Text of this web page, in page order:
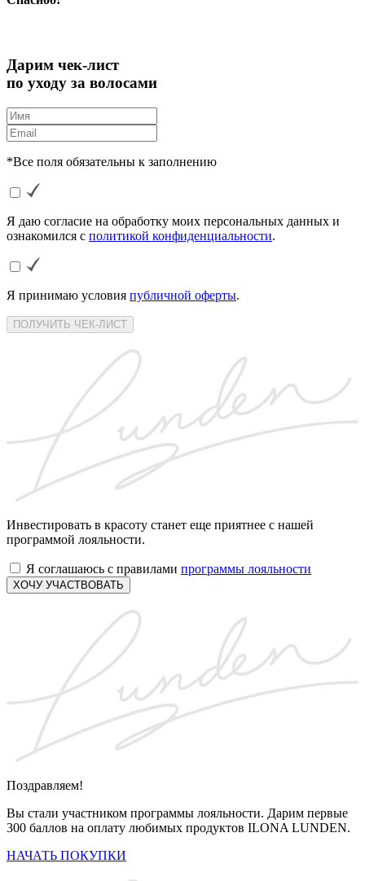
Дарим чек-лист
по уходу за волосами
*Все поля обязательны к заполнению
Я даю согласие на обработку моих персональных данных и
ознакомился с политикой конфиденциальности.
Я принимаю условия публичной оферты.
ПОЛУЧИТЬ ЧЕК-ЛИСТ
Инвестировать в красоту станет еще приятнее с нашей
программой лояльности.
Я соглашаюсь с правилами программы лояльности
ХОЧУ УЧАСТВОВАТЬ
Поздравляем!
Вы стали участником программы лояльности. Дарим первые
300 баллов на оплату любимых продуктов ILONA LUNDEN.
НАЧАТЬ ПОКУПКИ